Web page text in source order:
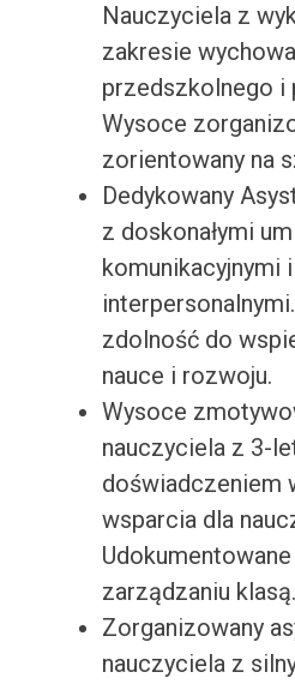
Nauczyciela z
zakresie
przedszkolnego i
Wysoce
zorientowany na
Dedykowany
z doskonałymi
komunikacyjnymi i
zdolność do
nauce i rozwoju.
Wysoce
nauczyciela z 3-
doświadczeniem
wsparcia dla
zarządzaniu klasą.
Zorganizowany
nauczyciela z